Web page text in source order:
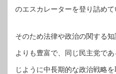
のエスカレーターを登り詰めて
そのため法律や政治の関する
よりも豊富で、同じ民主党で
じように中長期的な政治戦略